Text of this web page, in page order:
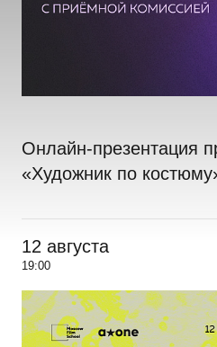
Онлайн-презентация
«Художник по
12 августа
19:00